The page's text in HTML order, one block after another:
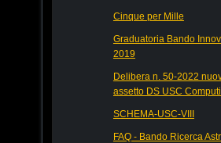
Cinque per Mille
Graduatoria Bando
2019
Delibera n. 50-2022
assetto DS USC
SCHEMA-USC-VIII
FAQ - Bando Ricerca